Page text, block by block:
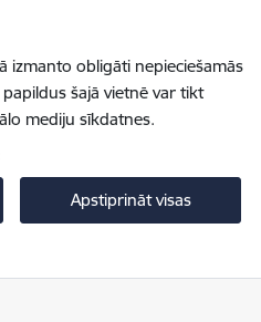
izmanto obligāti nepieciešamās
šajā vietnē var tikt
mediju sīkdatnes.
Apstiprināt visas